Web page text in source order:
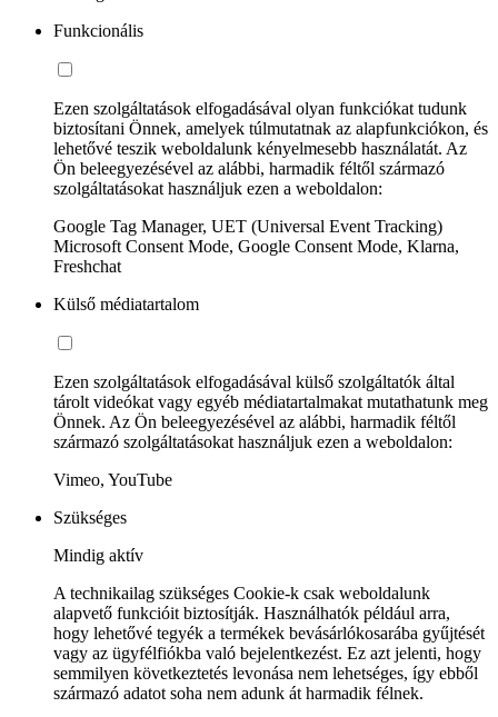
Funkcionális
Ezen szolgáltatások elfogadásával olyan funkciókat tudunk
biztosítani Önnek, amelyek túlmutatnak az alapfunkciókon, és
lehetővé teszik weboldalunk kényelmesebb használatát. Az
Ön beleegyezésével az alábbi, harmadik féltől származó
szolgáltatásokat használjuk ezen a weboldalon:
Google Tag Manager, UET (Universal Event Tracking)
Microsoft Consent Mode, Google Consent Mode, Klarna,
Freshchat
Külső médiatartalom
Ezen szolgáltatások elfogadásával külső szolgáltatók által
tárolt videókat vagy egyéb médiatartalmakat mutathatunk meg
Önnek. Az Ön beleegyezésével az alábbi, harmadik féltől
származó szolgáltatásokat használjuk ezen a weboldalon:
Vimeo, YouTube
Szükséges
Mindig aktív
A technikailag szükséges Cookie-k csak weboldalunk
alapvető funkcióit biztosítják. Használhatók például arra,
hogy lehetővé tegyék a termékek bevásárlókosarába gyűjtését
vagy az ügyfélfiókba való bejelentkezést. Ez azt jelenti, hogy
semmilyen következtetés levonása nem lehetséges, így ebből
származó adatot soha nem adunk át harmadik félnek.